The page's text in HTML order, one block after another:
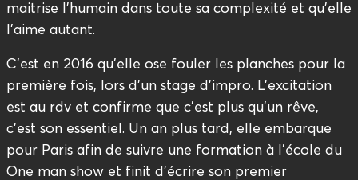
maitrise l’humain dans toute sa complexité et qu’elle
l’aime autant.
C’est en 2016 qu’elle ose fouler les planches pour la
première fois, lors d’un stage d’impro. L’excitation
est au rdv et confirme que c’est plus qu’un rêve,
c’est son essentiel. Un an plus tard, elle embarque
pour Paris afin de suivre une formation à l’école du
One man show et finit d’écrire son premier